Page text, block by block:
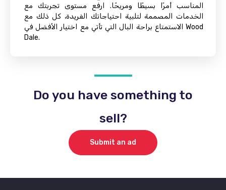
المناسب أمرًا بسيطًا ومريحًا. ارفع مستوى تجربتك مع
الخدمات المصممة لتلبية احتياجاتك الفريدة، كل ذلك مع
الاستمتاع براحة البال التي تأتي مع اختيار الأفضل في Wood
Dale.
Do you have something to
sell?
Submit an ad